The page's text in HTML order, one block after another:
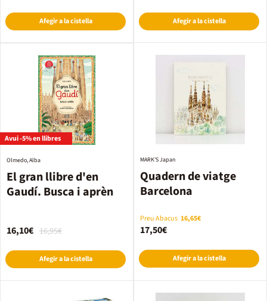
Afegir a la cistella Afegir a la cistella
Avui -5% en llibres
El gran llibre d'en
Gaudí. Busca i aprèn
Olmedo, Alba
16,95€
16,10€
Afegir a la cistella
Quadern de viatge
Barcelona
MARK'S Japan
Preu Abacus 16,65€
17,50€
Afegir a la cistella